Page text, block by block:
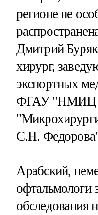
регионе не
Дмитрий
хирург,
экспортных
ФГАУ
С.Н.
Арабский,
офтальмологи
обследования